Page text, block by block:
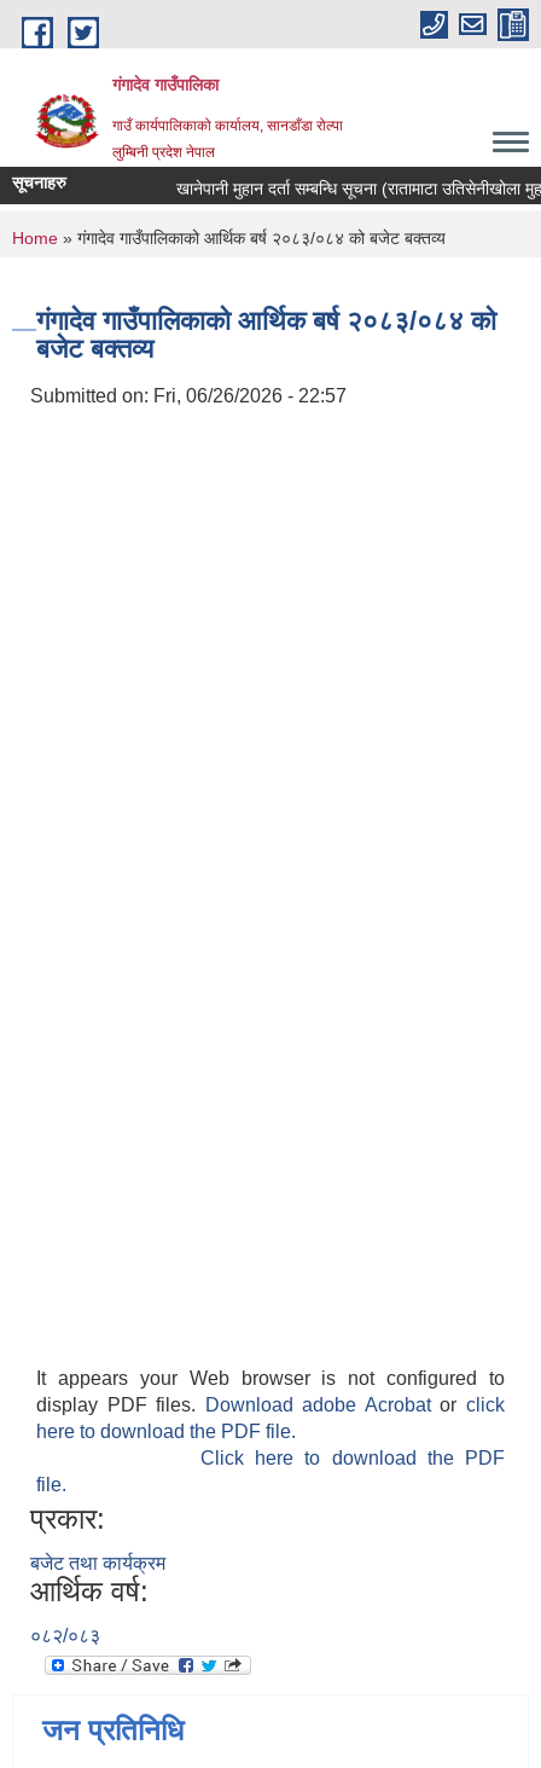
Skip to main content
गंगादेव गाउँपालिका
गाउँ कार्यपालिकाको कार्यालय, सानडाँडा रोल्पा
लुम्बिनी प्रदेश नेपाल
सूचनाहरु खानेपानी मुहान दर्ता सम्बन्धि सूचना (रातामाटा उतिसेनीखोला मुहान)
You are here
Home » गंगादेव गाउँपालिकाको आर्थिक बर्ष २०८३/०८४ को बजेट बक्तव्य
गंगादेव गाउँपालिकाको आर्थिक बर्ष २०८३/०८४ को
बजेट बक्तव्य
Submitted on: Fri, 06/26/2026 - 22:57
It appears your Web browser is not configured to
display PDF files.
Download adobe Acrobatorclick
here to download the PDF file.
Click here to download the PDF
file.
प्रकार:
बजेट तथा कार्यक्रम
आर्थिक वर्ष:
०८२/०८३
जन प्रतिनिधि